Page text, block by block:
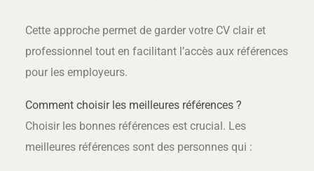
Cette approche permet de garder votre CV clair et
professionnel tout en facilitant l’accès aux références
pour les employeurs.
Comment choisir les meilleures références ?
Choisir les bonnes références est crucial. Les
meilleures références sont des personnes qui :